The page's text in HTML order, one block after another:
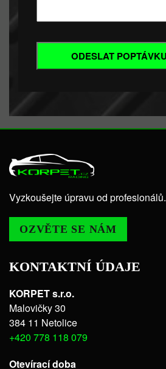
Vyzkoušejte úpravu od profesionálů.
OZVĚTE SE NÁM
KONTAKTNÍ ÚDAJE
KORPET s.r.o.
Malovičky 30
384 11 Netolice
+420 778 118 079
Otevírací doba